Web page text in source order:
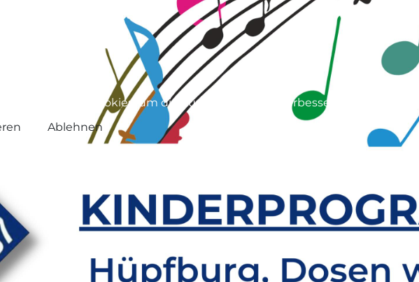
verwendet Cookies, um die Funktionalität zu verbessern.
Ablehnen